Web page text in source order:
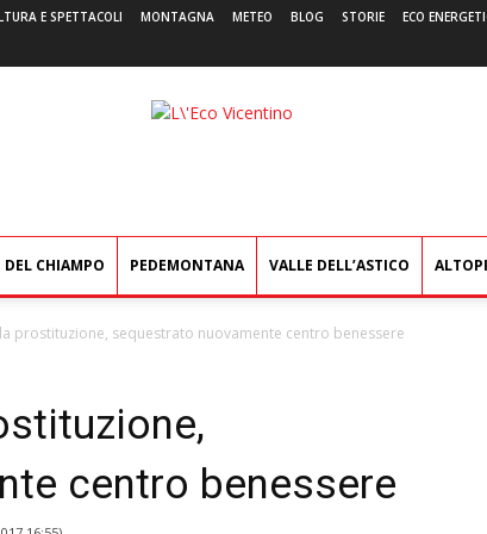
E SPETTACOLI MONTAGNA METEO BLOG STORIE ECO
L'Eco
DEL CHIAMPO PEDEMONTANA VALLE DELL’ASTICO
prostituzione, sequestrato nuovamente centro benessere
centro benessere